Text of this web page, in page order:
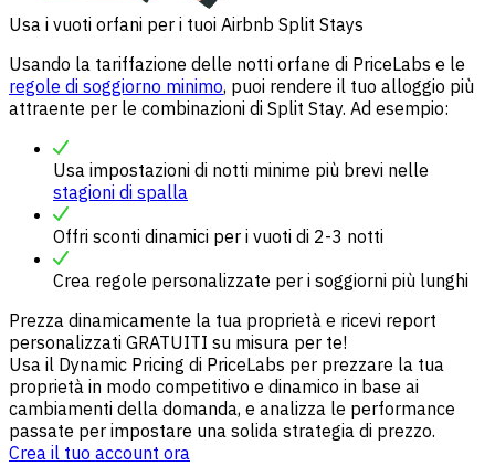
Usa i vuoti orfani per i tuoi Airbnb Split Stays
Usando la tariffazione delle notti orfane di PriceLabs e le
regole di soggiorno minimo, puoi rendere il tuo alloggio più
attraente per le combinazioni di Split Stay. Ad esempio:
Usa impostazioni di notti minime più brevi nelle
stagioni di spalla
Offri sconti dinamici per i vuoti di 2-3 notti
Crea regole personalizzate per i soggiorni più lunghi
Prezza dinamicamente la tua proprietà e ricevi report
personalizzati GRATUITI su misura per te!
Usa il Dynamic Pricing di PriceLabs per prezzare la tua
proprietà in modo competitivo e dinamico in base ai
cambiamenti della domanda, e analizza le performance
passate per impostare una solida strategia di prezzo.
Crea il tuo account ora